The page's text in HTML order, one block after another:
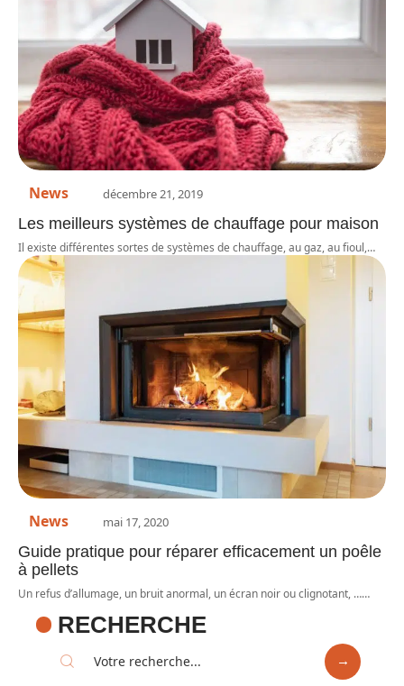
News décembre 21, 2019
Les meilleurs systèmes de chauffage pour maison
Il existe différentes sortes de systèmes de chauffage, au gaz, au fioul,…
News mai 17, 2020
Guide pratique pour réparer efficacement un poêle
à pellets
Un refus d’allumage, un bruit anormal, un écran noir ou clignotant, ……
RECHERCHE